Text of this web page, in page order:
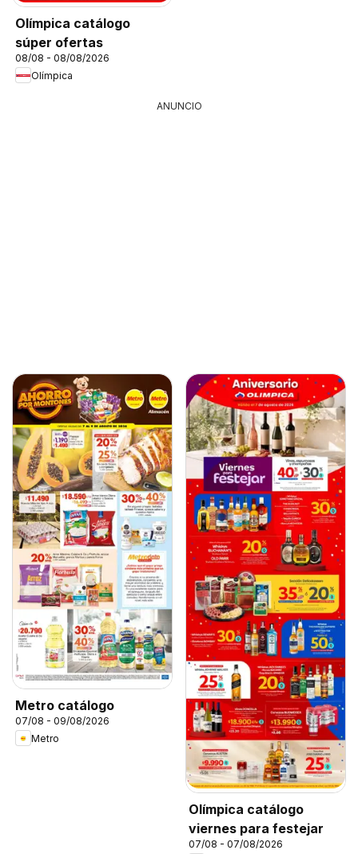
Olímpica catálogo
súper ofertas
08/08 - 08/08/2026
Olímpica
ANUNCIO
Metro catálogo
07/08 - 09/08/2026
Metro
Olímpica catálogo
viernes para festejar
07/08 - 07/08/2026